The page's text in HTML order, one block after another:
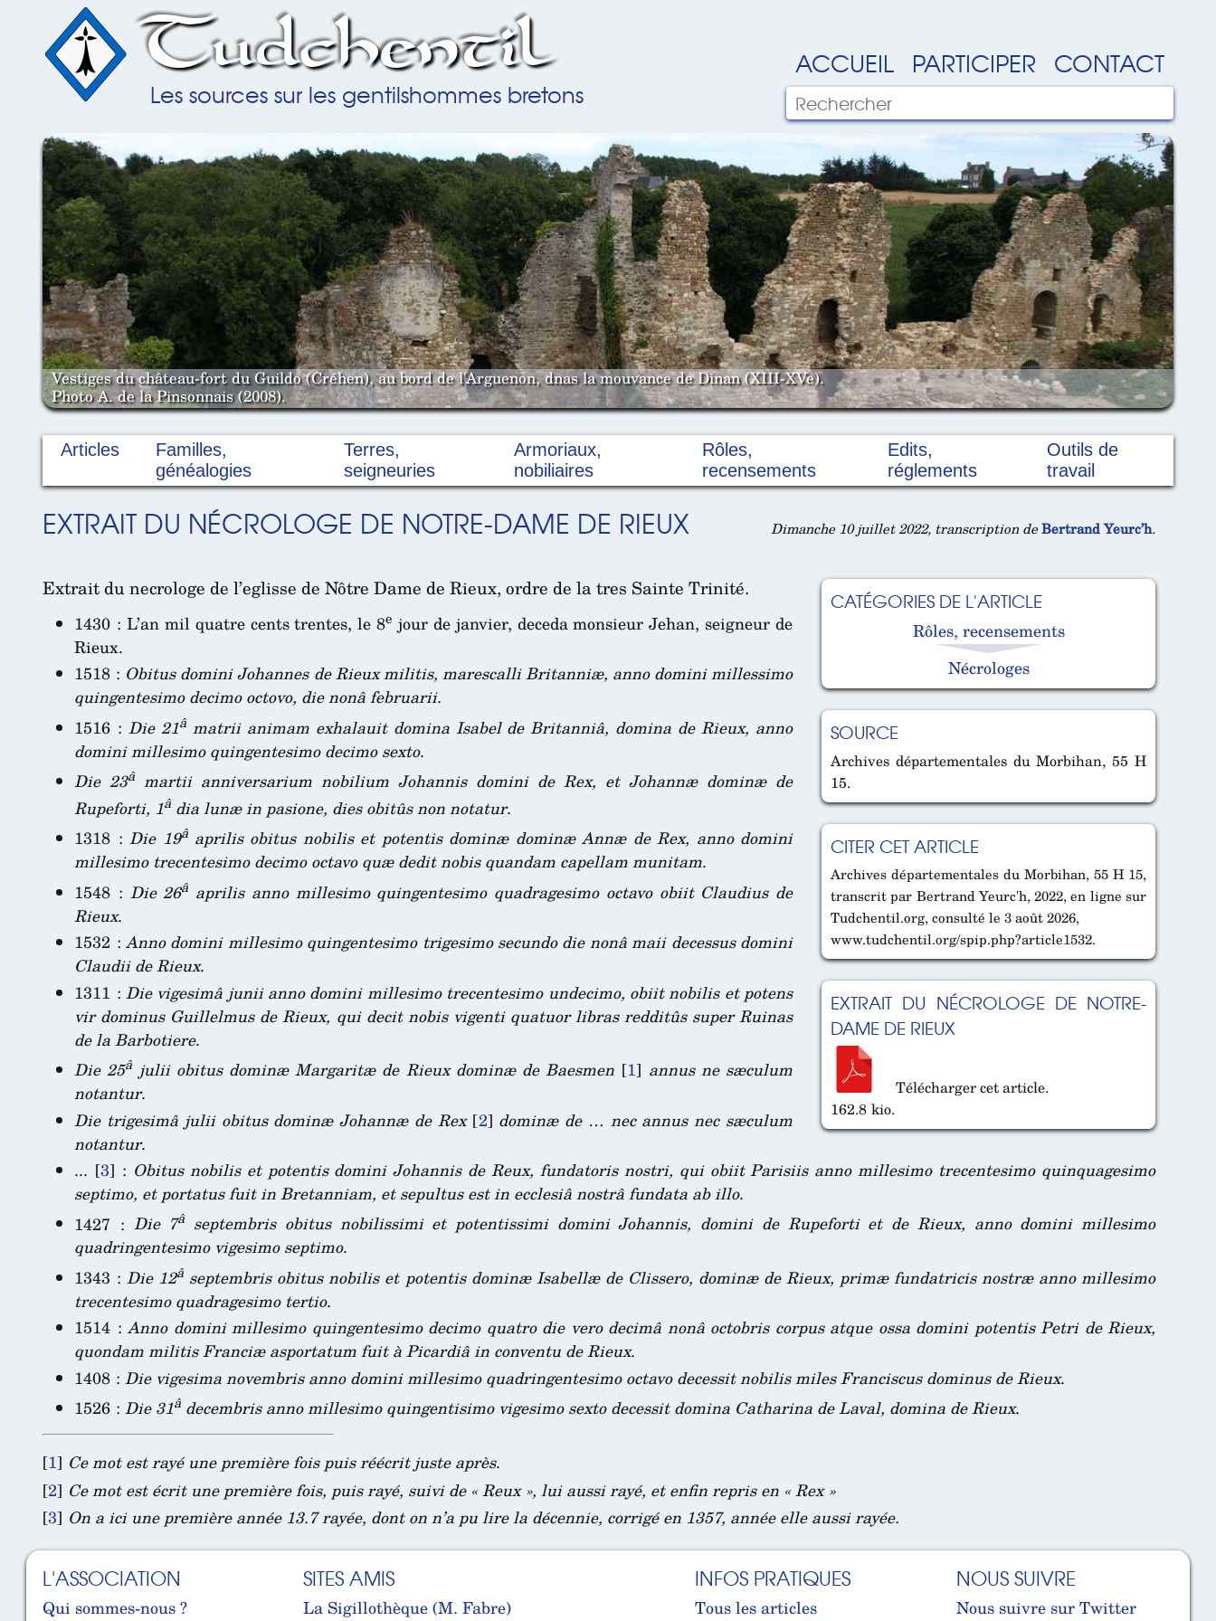
Tudchentil
Les sources sur les gentilshommes bretons
ACCUEIL PARTICIPER CONTACT
Vestiges du château-fort du Guildo (Créhen), au bord de l'Arguenon, dnas la mouvance de Dinan (XIII-XVe).
Photo A. de la Pinsonnais (2008).
Articles
Familles,
généalogies
Terres,
seigneuries
Armoriaux,
nobiliaires
Rôles,
recensements
Edits,
réglements
Outils de
travail
EXTRAIT DU NÉCROLOGE DE NOTRE-DAME DE RIEUX Dimanche 10 juillet 2022, transcription deBertrand Yeurc’h.
CATÉGORIES DE L'ARTICLE
Rôles, recensements
Nécrologes
SOURCE
Archives départementales du Morbihan, 55 H
15.
CITER CET ARTICLE
Archives départementales du Morbihan, 55 H 15,
transcrit par Bertrand Yeurc'h, 2022, en ligne sur
Tudchentil.org, consulté le 3 août 2026,
www.tudchentil.org/spip.php?article1532.
EXTRAIT DU NÉCROLOGE DE NOTRE-
DAME DE RIEUX
Télécharger cet article.
162.8 kio.
Extrait du necrologe de l’eglisse de Nôtre Dame de Rieux, ordre de la tres Sainte Trinité.
1430 : L’an mil quatre cents trentes, le 8e jour de janvier, deceda monsieur Jehan, seigneur de
Rieux.
1518 : Obitus domini Johannes de Rieux militis, marescalli Britanniæ, anno domini millessimo
quingentesimo decimo octovo, die nonâ februarii.
1516 :Die 21âmatrii animam exhalauit domina Isabel de Britanniâ, domina de Rieux, anno
domini millesimo quingentesimo decimo sexto.
Die 23â martii anniversarium nobilium Johannis domini de Rex, et Johannæ dominæ de
Rupeforti, 1â dia lunæ in pasione, dies obitûs non notatur.
1318 :Die 19âaprilis obitus nobilis et potentis dominæ dominæ Annæ de Rex, anno domini
millesimo trecentesimo decimo octavo quæ dedit nobis quandam capellam munitam.
1548 : Die 26â aprilis anno millesimo quingentesimo quadragesimo octavo obiit Claudius de
Rieux.
1532 : Anno domini millesimo quingentesimo trigesimo secundo die nonâ maii decessus domini
Claudii de Rieux.
1311 : Die vigesimâ junii anno domini millesimo trecentesimo undecimo, obiit nobilis et potens
vir dominus Guillelmus de Rieux, qui decit nobis vigenti quatuor libras redditûs super Ruinas
de la Barbotiere.
Die 25â julii obitus dominæ Margaritæ de Rieux dominæ de Baesmen [1] annus ne sæculum
notantur.
Die trigesimâ julii obitus dominæ Johannæ de Rex[2] dominæ de … nec annus nec sæculum
notantur.
... [3] : Obitus nobilis et potentis domini Johannis de Reux, fundatoris nostri, qui obiit Parisiis anno millesimo trecentesimo quinquagesimo
septimo, et portatus fuit in Bretanniam, et sepultus est in ecclesiâ nostrâ fundata ab illo.
1427 : Die 7â septembris obitus nobilissimi et potentissimi domini Johannis, domini de Rupeforti et de Rieux, anno domini millesimo
quadringentesimo vigesimo septimo.
1343 :Die 12â septembris obitus nobilis et potentis dominæ Isabellæ de Clissero, dominæ de Rieux, primæ fundatricis nostræ anno millesimo
trecentesimo quadragesimo tertio.
1514 :Anno domini millesimo quingentesimo decimo quatro die vero decimâ nonâ octobris corpus atque ossa domini potentis Petri de Rieux,
quondam militis Franciæ asportatum fuit à Picardiâ in conventu de Rieux.
1408 :Die vigesima novembris anno domini millesimo quadringentesimo octavo decessit nobilis miles Franciscus dominus de Rieux.
1526 :Die 31â decembris anno millesimo quingentisimo vigesimo sexto decessit domina Catharina de Laval, domina de Rieux.
[1] Ce mot est rayé une première fois puis réécrit juste après.
[2] Ce mot est écrit une première fois, puis rayé, suivi de « Reux », lui aussi rayé, et enfin repris en « Rex »
[3] On a ici une première année 13.7 rayée, dont on n’a pu lire la décennie, corrigé en 1357, année elle aussi rayée.
L'ASSOCIATION
Qui sommes-nous ?
SITES AMIS
La Sigillothèque (M. Fabre)
INFOS PRATIQUES
Tous les articles
NOUS SUIVRE
Nous suivre sur Twitter